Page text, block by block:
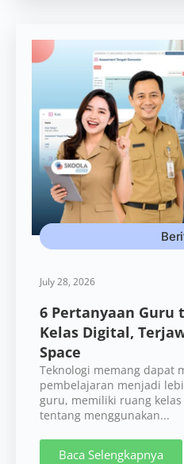
July 28, 2026
6 Pertanyaan Guru
Kelas Digital,
Space
Teknologi memang dapat
pembelajaran menjadi
guru, memiliki ruang
tentang menggunakan...
Baca Selengkapnya